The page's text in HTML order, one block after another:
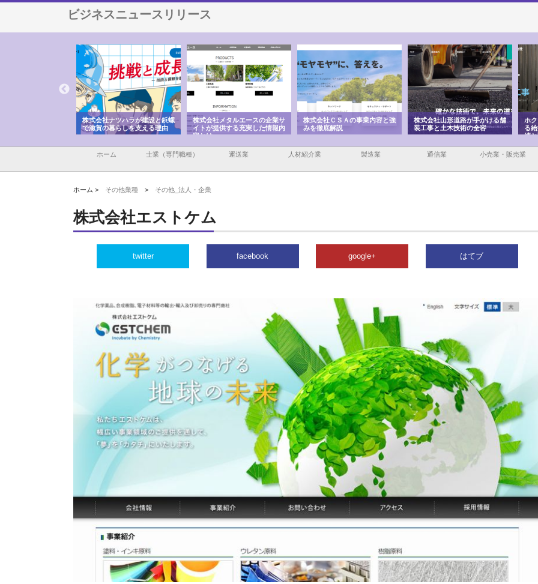
ビジネスニュースリリース
株式会社ナツハラが建設と鋲螺
で滋賀の暮らしを支える理由
株式会社メタルエースの企業サ
イトが提供する充実した情報内
容とは
株式会社ＣＳＡの事業内容と強
みを徹底解説
株式会社山形道路が手がける舗
装工事と土木技術の全容
ホ
る
績
ホーム 士業（専門職種） 運送業 人材紹介業 製造業 通信業 小売業・販売業
ホーム > その他業種 > その他_法人・企業
株式会社エストケム
twitter facebook google+ はてブ